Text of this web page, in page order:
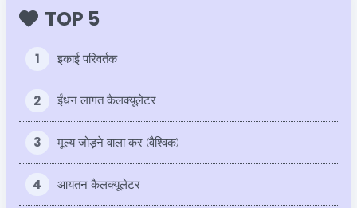
TOP 5
1 इकाई परिवर्तक
2 ईंधन लागत कैलक्यूलेटर
3 मूल्य जोड़ने वाला कर (वैश्विक)
4 आयतन कैलक्यूलेटर